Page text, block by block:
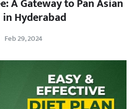
A Gateway to Pan Asian
Hyderabad
Feb 29, 2024